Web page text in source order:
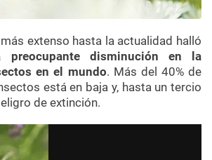
extenso hasta la actualidad halló
preocupante disminución en la
en el mundo. Más del 40% de
está en baja y, hasta un tercio
de extinción.